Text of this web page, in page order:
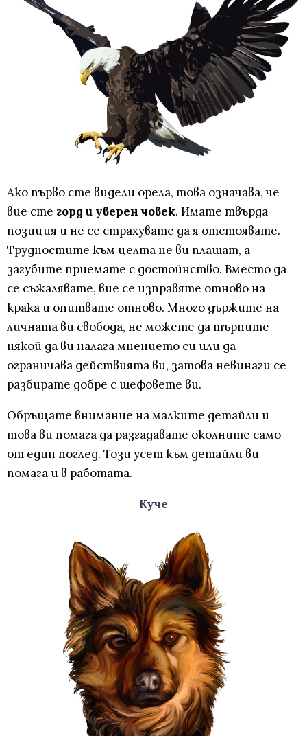
Ако първо сте видели орела, това означава, че
вие сте горд и уверен човек. Имате твърда
позиция и не се страхувате да я отстоявате.
Трудностите към целта не ви плашат, а
загубите приемате с достойнство. Вместо да
се съжалявате, вие се изправяте отново на
крака и опитвате отново. Много държите на
личната ви свобода, не можете да търпите
някой да ви налага мнението си или да
ограничава действията ви, затова невинаги се
разбирате добре с шефовете ви.
Обръщате внимание на малките детайли и
това ви помага да разгадавате околните само
от един поглед. Този усет към детайли ви
помага и в работата.
Куче